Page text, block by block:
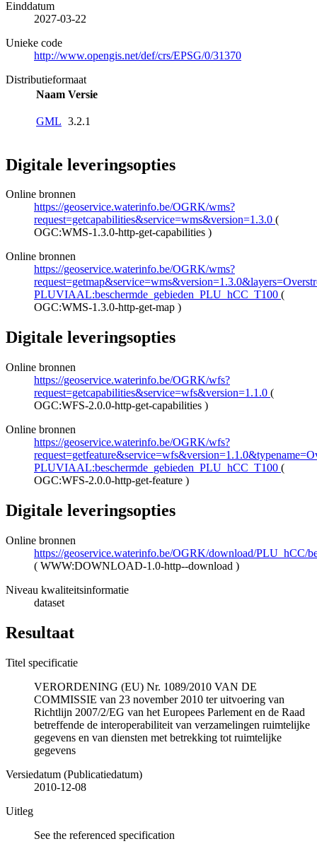
Einddatum
2027-03-22
Unieke code
http://www.opengis.net/def/crs/EPSG/0/31370
Distributieformaat
Naam Versie
GML 3.2.1
Digitale leveringsopties
Online bronnen
https://geoservice.waterinfo.be/OGRK/wms?
request=getcapabilities&service=wms&version=1.3.0 (
OGC:WMS-1.3.0-http-get-capabilities )
Online bronnen
https://geoservice.waterinfo.be/OGRK/wms?
PLUVIAAL:beschermde_gebieden_PLU_hCC_T100 (
OGC:WMS-1.3.0-http-get-map )
Digitale leveringsopties
Online bronnen
https://geoservice.waterinfo.be/OGRK/wfs?
request=getcapabilities&service=wfs&version=1.1.0 (
OGC:WFS-2.0.0-http-get-capabilities )
Online bronnen
https://geoservice.waterinfo.be/OGRK/wfs?
PLUVIAAL:beschermde_gebieden_PLU_hCC_T100 (
OGC:WFS-2.0.0-http-get-feature )
Digitale leveringsopties
Online bronnen
https://geoservice.waterinfo.be/OGRK/download/PLU_hCC/
( WWW:DOWNLOAD-1.0-http--download )
Niveau kwaliteitsinformatie
dataset
Resultaat
Titel specificatie
VERORDENING (EU) Nr. 1089/2010 VAN DE
COMMISSIE van 23 november 2010 ter uitvoering van
Richtlijn 2007/2/EG van het Europees Parlement en de Raad
betreffende de interoperabiliteit van verzamelingen ruimtelijke
gegevens en van diensten met betrekking tot ruimtelijke
gegevens
Versiedatum (Publicatiedatum)
2010-12-08
Uitleg
See the referenced specification